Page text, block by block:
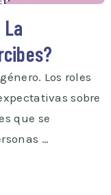
Los roles
sobre
que se
…